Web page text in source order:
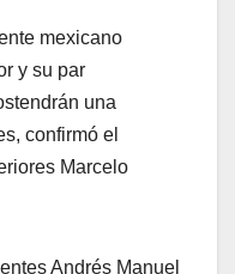
mexicano
y su par
una
confirmó el
Marcelo
Andrés Manuel